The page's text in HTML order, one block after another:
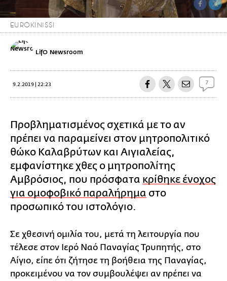
EUROKINISSI
LifO Newsroom
9.2.2019 | 22:23 7
Προβληματισμένος σχετικά με το αν
πρέπει να παραμείνει στον μητροπολιτικό
θώκο Καλαβρύτων και Αιγιαλείας,
εμφανίστηκε χθες ο μητροπολίτης
Αμβρόσιος, που πρόσφατα κρίθηκε ένοχος
για ομοφοβικό παραλήρημα στο
προσωπικό του ιστολόγιο.
Σε χθεσινή ομιλία του, μετά τη λειτουργία που
τέλεσε στον Ιερό Ναό Παναγίας Τρυπητής, στο
Αίγιο, είπε ότι ζήτησε τη βοήθεια της Παναγίας,
προκειμένου να τον συμβουλέψει αν πρέπει να